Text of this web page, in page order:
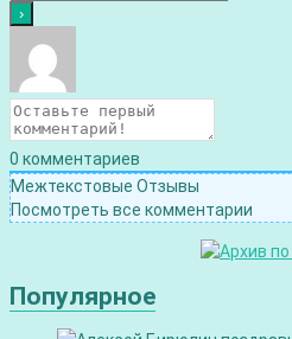
0 комментариев
Межтекстовые Отзывы
Посмотреть все комментарии
Популярное